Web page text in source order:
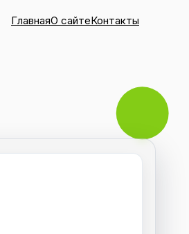
ГлавнаяО сайтеКонтакты